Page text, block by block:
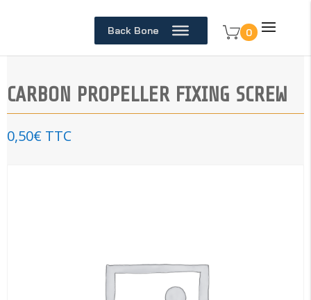
Back Bone 0
CARBON PROPELLER FIXING SCREW
0,50€ TTC